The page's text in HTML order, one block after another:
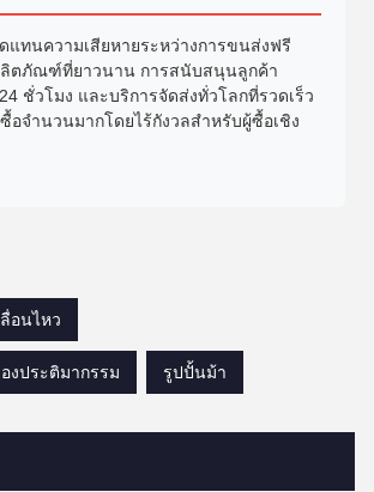
แทนความเสียหายระหว่างการขนส่งฟรี
ลิตภัณฑ์ที่ยาวนาน การสนับสนุนลูกค้า
ชั่วโมง และบริการจัดส่งทั่วโลกที่รวดเร็ว
อจำนวนมากโดยไร้กังวลสำหรับผู้ซื้อเชิง
อนไหว
งประติมากรรม รูปปั้นม้า